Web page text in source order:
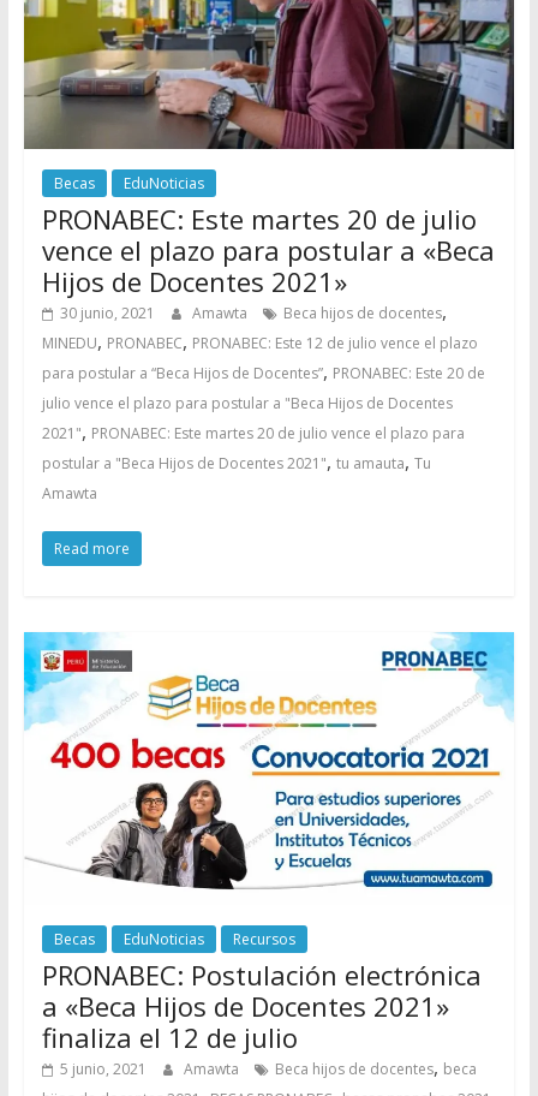
Becas EduNoticias
PRONABEC: Este martes 20 de julio
vence el plazo para postular a «Beca
Hijos de Docentes 2021»
30 junio, 2021 Amawta Beca hijos de docentes,
MINEDU, PRONABEC, PRONABEC: Este 12 de julio vence el plazo
para postular a “Beca Hijos de Docentes”, PRONABEC: Este 20 de
julio vence el plazo para postular a "Beca Hijos de Docentes
2021", PRONABEC: Este martes 20 de julio vence el plazo para
postular a "Beca Hijos de Docentes 2021", tu amauta, Tu
Amawta
Read more
Becas EduNoticias Recursos
PRONABEC: Postulación electrónica
a «Beca Hijos de Docentes 2021»
finaliza el 12 de julio
5 junio, 2021 Amawta Beca hijos de docentes, beca